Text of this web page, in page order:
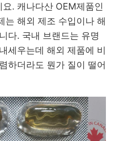
. 캐나다산 OEM제품인
는 해외 제조 수입이나 해
다. 국내 브랜드는 유명
세우는데 해외 제품에 비
하더라도 뭔가 질이 떨어